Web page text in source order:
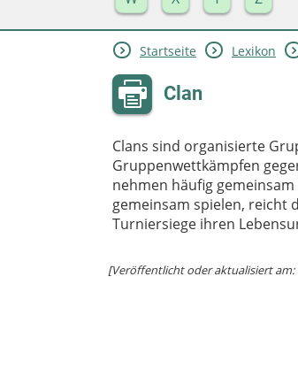
Startseite Lexikon
Clan
Clans sind organisierte
Gruppenwettkämpfen
nehmen häufig
gemeinsam spielen, reicht
Turniersiege ihren
[Veröffentlicht oder aktualisiert am: